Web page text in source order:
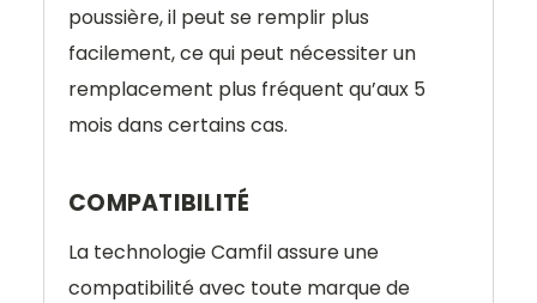
poussière, il peut se remplir plus
facilement, ce qui peut nécessiter un
remplacement plus fréquent qu’aux 5
mois dans certains cas.
COMPATIBILITÉ
La technologie Camfil assure une
compatibilité avec toute marque de